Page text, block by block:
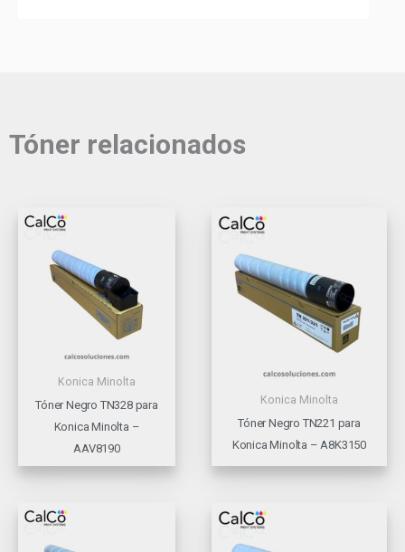
Tóner relacionados
Konica Minolta
Tóner Negro TN328 para
Konica Minolta –
AAV8190
Konica Minolta
Tóner Negro TN221 para
Konica Minolta – A8K3150